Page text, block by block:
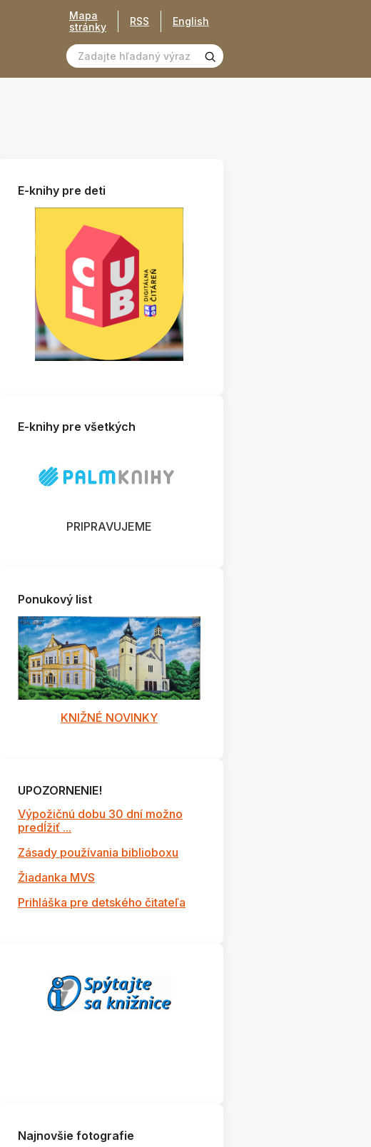
Mapa
stránky
RSS English
E-knihy pre deti
E-knihy pre všetkých
PRIPRAVUJEME
Ponukový list
KNIŽNÉ NOVINKY
UPOZORNENIE!
Výpožičnú dobu 30 dní možno
predĺžiť ...
Zásady používania biblioboxu
Žiadanka MVS
Prihláška pre detského čitateľa
Najnovšie fotografie